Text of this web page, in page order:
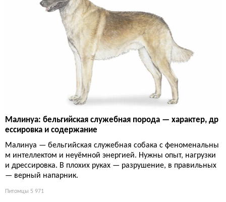
Малинуа: бельгийская служебная порода — характер, др
ессировка и содержание
Малинуа — бельгийская служебная собака с феноменальны
м интеллектом и неуёмной энергией. Нужны опыт, нагрузки
и дрессировка. В плохих руках — разрушение, в правильных
— верный напарник.
Питомцы 5 971